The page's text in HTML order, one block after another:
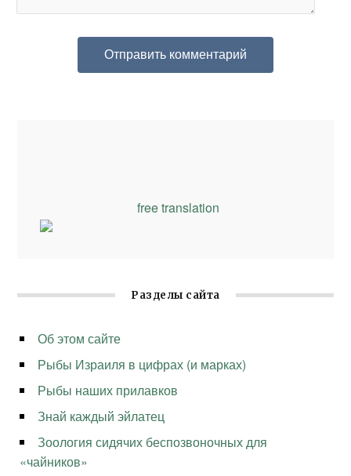
free translation
Разделы сайта
Об этом сайте
Рыбы Израиля в цифрах (и марках)
Рыбы наших прилавков
Знай каждый эйлатец
Зоология сидячих беспозвоночных для
«чайников»